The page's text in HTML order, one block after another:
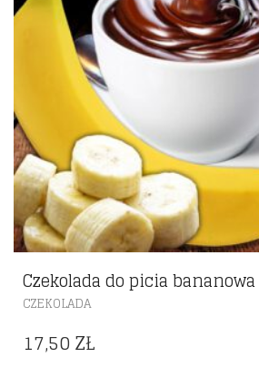
Czekolada do picia
CZEKOLADA
17,50ZŁ